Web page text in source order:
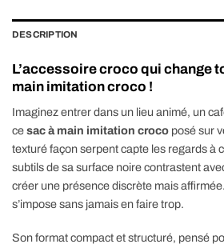
DESCRIPTION
L’accessoire croco qui change
main imitation croco !
Imaginez entrer dans un lieu animé, un
cesac à main imitation croco posé sur
texturé façon serpent capte les regards à
subtils de sa surface noire contrastent
créer une présence discrète mais
s’impose sans jamais en faire trop.
Son format compact et structuré, pensé